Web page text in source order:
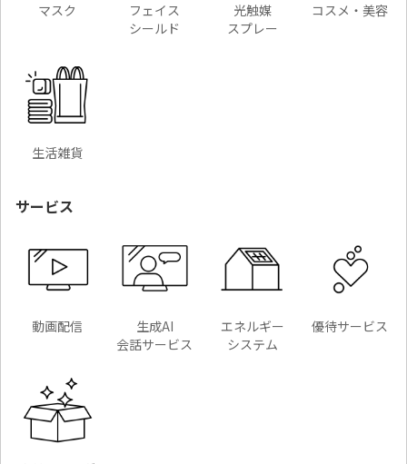
マスク
フェイス
シールド
光触媒
スプレー
コスメ・美容
生活雑貨
サービス
動画配信
生成AI
会話サービス
エネルギー
システム
優待サービス